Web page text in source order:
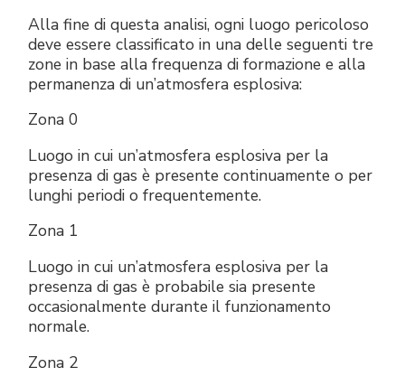
Alla fine di questa analisi, ogni luogo pericoloso
deve essere classificato in una delle seguenti tre
zone in base alla frequenza di formazione e alla
permanenza di un’atmosfera esplosiva:
Zona 0
Luogo in cui un’atmosfera esplosiva per la
presenza di gas è presente continuamente o per
lunghi periodi o frequentemente.
Zona 1
Luogo in cui un’atmosfera esplosiva per la
presenza di gas è probabile sia presente
occasionalmente durante il funzionamento
normale.
Zona 2